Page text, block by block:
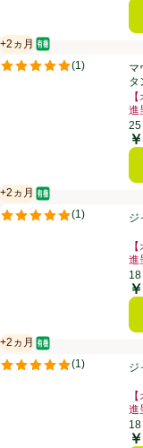
マウントハーゲン オー
+2ヵ月
賞味・消費期限保証：
オーガニック/有機
(1 )
評価は1件のレビューでマ
タ
進
お
25
ジャストティー ブルー
+2ヵ月
賞味・消費期限保証：
オーガニック/有機
(1)
評価は1件のレビューで5
ジ
進
お
18
ジャストティー アップ
+2ヵ月
賞味・消費期限保証：
オーガニック/有機
(1)
評価は1件のレビューで5
ジ
進
お
18